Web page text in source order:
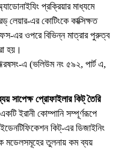
প্রক্রিয়ার মাধ্যমে
লেয়ার-এর কোটিংকে কাক্সিক্ষত
এর ওপরে বিভিন্ন মাত্রার পুরুত্ব
হয়।
এ (ভলিউম নং ৫৯২, পার্ট এ,
সাপেক্ষ প্রোফাইলার কিট্ তৈরি
ইরানী কোম্পানি সম্পূর্ণরূপে
কিট্-এর ডিজাইনিং
মডেলসমূহের তুলনায় কম ব্যয়